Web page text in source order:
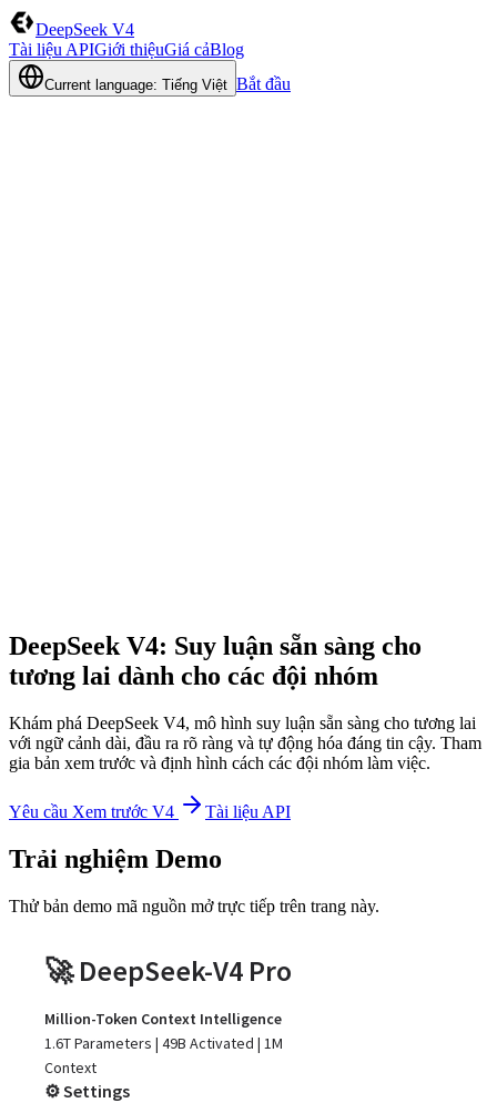
DeepSeek V4
Tài liệu APIGiới thiệuGiá cảBlog
Current language: Tiếng Việt Bắt đầu
DeepSeek V4: Suy luận sẵn sàng cho
tương lai dành cho các đội nhóm
Khám phá DeepSeek V4, mô hình suy luận sẵn sàng cho tương lai
với ngữ cảnh dài, đầu ra rõ ràng và tự động hóa đáng tin cậy. Tham
gia bản xem trước và định hình cách các đội nhóm làm việc.
Yêu cầu Xem trước V4 Tài liệu API
Trải nghiệm Demo
Thử bản demo mã nguồn mở trực tiếp trên trang này.